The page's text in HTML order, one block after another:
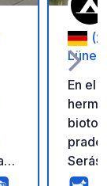
En el
Serás